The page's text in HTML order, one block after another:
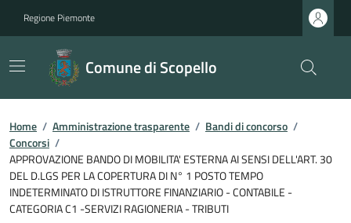
Regione Piemonte
Comune di Scopello
Home / Amministrazione trasparente / Bandi di concorso /
Concorsi /
APPROVAZIONE BANDO DI MOBILITA' ESTERNA AI SENSI DELL'ART. 30
DEL D.LGS PER LA COPERTURA DI N° 1 POSTO TEMPO
INDETERMINATO DI ISTRUTTORE FINANZIARIO - CONTABILE -
CATEGORIA C1 -SERVIZI RAGIONERIA - TRIBUTI